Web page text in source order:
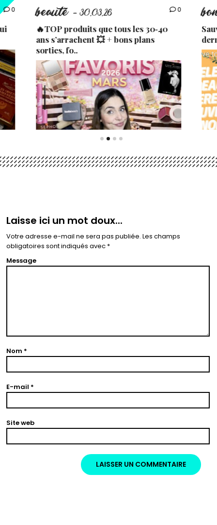
0 beauté - 30.03.26 0
🔥TOP produits que tous les 30‑40
ans s’arrachent 💥 + bons plans
sorties, fo..
Laisse ici un mot doux...
Votre adresse e-mail ne sera pas publiée. Les champs
obligatoires sont indiqués avec *
Message
Nom *
E-mail *
Site web